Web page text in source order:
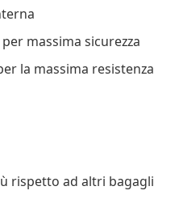
massima sicurezza
la massima resistenza
rispetto ad altri bagagli